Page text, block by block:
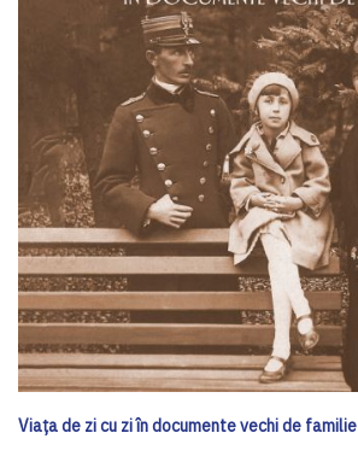
Viața de zi cu zi în documente vechi de familie